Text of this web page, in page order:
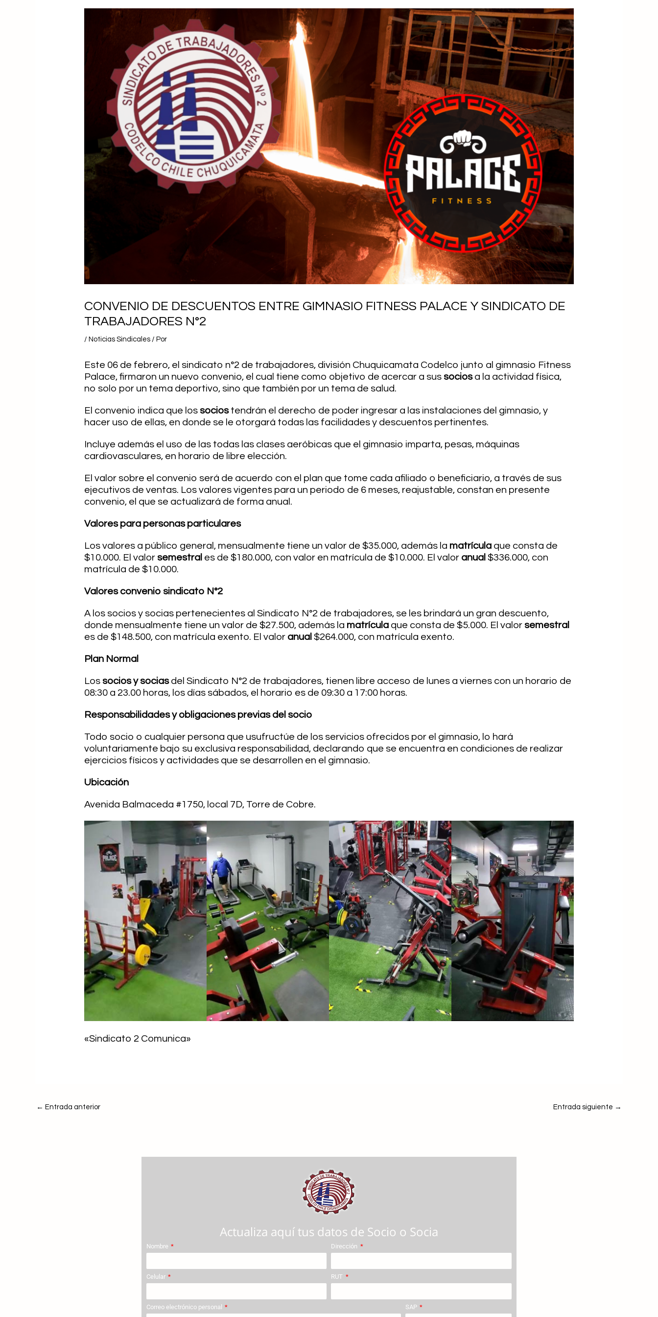
CONVENIO DE DESCUENTOS ENTRE GIMNASIO FITNESS PALACE Y SINDICATO DE
TRABAJADORES N°2
/Noticias Sindicales / Por
Este 06 de febrero, el sindicato n°2 de trabajadores, división Chuquicamata Codelco junto al gimnasio Fitness
Palace, firmaron un nuevo convenio, el cual tiene como objetivo de acercar a sus sociosa la actividad física,
no solo por un tema deportivo, sino que también por un tema de salud.
El convenio indica que los socios tendrán el derecho de poder ingresar a las instalaciones del gimnasio, y
hacer uso de ellas, en donde se le otorgará todas las facilidades y descuentos pertinentes.
Incluye además el uso de las todas las clases aeróbicas que el gimnasio imparta, pesas, máquinas
cardiovasculares, en horario de libre elección.
El valor sobre el convenio será de acuerdo con el plan que tome cada afiliado o beneficiario, a través de sus
ejecutivos de ventas. Los valores vigentes para un periodo de 6 meses, reajustable, constan en presente
convenio, el que se actualizará de forma anual.
Valores para personas particulares
Los valores a público general, mensualmente tiene un valor de $35.000, además la matrícula que consta de
$10.000. El valor semestral es de $180.000, con valor en matrícula de $10.000. El valor anual $336.000, con
matrícula de $10.000.
Valores convenio sindicato N°2
A los socios y socias pertenecientes al Sindicato N°2 de trabajadores, se les brindará un gran descuento,
donde mensualmente tiene un valor de $27.500, además la matrícula que consta de $5.000. El valor semestral
es de $148.500, con matrícula exento. El valor anual $264.000, con matrícula exento.
Plan Normal
Los socios y sociasdel Sindicato N°2 de trabajadores, tienen libre acceso de lunes a viernes con un horario de
08:30 a 23.00 horas, los días sábados, el horario es de 09:30 a 17:00 horas.
Responsabilidades y obligaciones previas del socio
Todo socio o cualquier persona que usufructúe de los servicios ofrecidos por el gimnasio, lo hará
voluntariamente bajo su exclusiva responsabilidad, declarando que se encuentra en condiciones de realizar
ejercicios físicos y actividades que se desarrollen en el gimnasio.
Ubicación
Avenida Balmaceda #1750, local 7D, Torre de Cobre.
«Sindicato 2 Comunica»
← Entrada anterior Entrada siguiente →
Actualiza aquí tus datos de Socio o Socia
Nombre Dirección
Celular RUT
Correo electrónico personal SAP